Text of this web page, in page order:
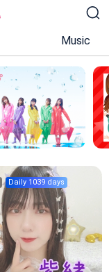
Music
Daily 1039 days